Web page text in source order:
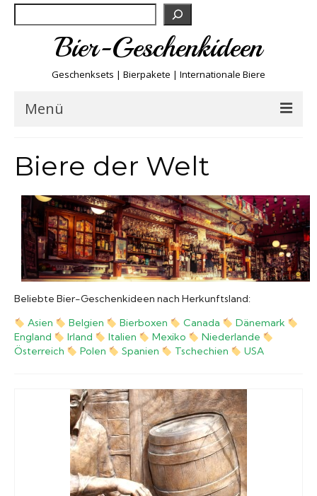
Bier-Geschenkideen
Geschenksets | Bierpakete | Internationale Biere
Menü
Bierboxen & Sets
Biere A-Z
Biere der Welt
Biergläser
Partyfässer
Biere der Welt
Beliebte Bier-Geschenkideen nach Herkunftsland:
Asien
Belgien Bierboxen Canada
Dänemark
England
Irland Italien Mexiko
Niederlande
Österreich
Polen Spanien Tschechien USA